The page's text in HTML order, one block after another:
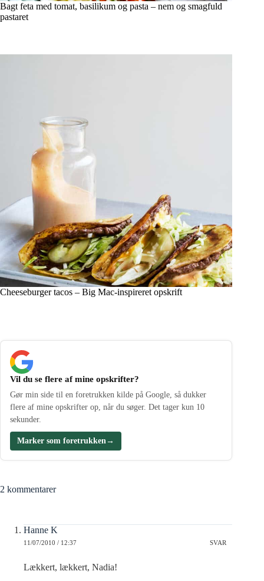
Bagt feta med tomat, basilikum og pasta – nem og smagfuld
pastaret
Cheeseburger tacos – Big Mac-inspireret opskrift
Vil du se flere af mine opskrifter?
Gør min side til en foretrukken kilde på Google, så dukker
flere af mine opskrifter op, når du søger. Det tager kun 10
sekunder.
Marker som foretrukken →
2 kommentarer
Hanne K
11/07/2010 / 12:37 SVAR
Lækkert, lækkert, Nadia!